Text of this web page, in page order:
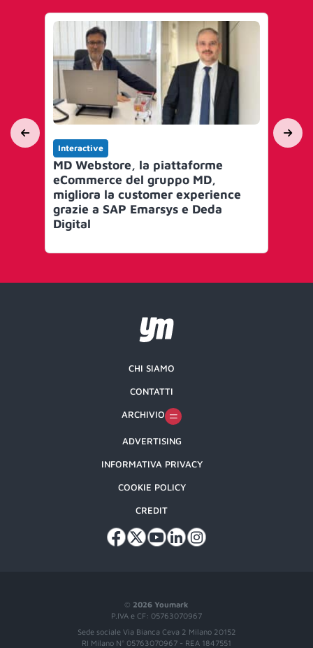
Interactive
MD Webstore, la piattaforme
eCommerce del gruppo MD,
migliora la customer experience
grazie a SAP Emarsys e Deda
Digital
© 2026 Youmark
P.IVA e CF: 05763070967
Sede sociale Via Bianca Ceva 2 Milano 20152
RI Milano N° 05763070967 - REA 1847551
CHI SIAMO
CONTATTI
ARCHIVIO
ADVERTISING
INFORMATIVA PRIVACY
COOKIE POLICY
CREDIT